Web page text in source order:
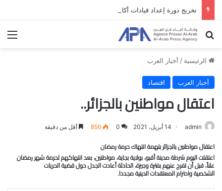
بحث عن
الرئيسية / أخبار العرب
أخبار العرب اقتصاد
اعتقال مواطنين بالجزائر..
admin 14 أبريل، 2021 0
856 أقل من دقيقة
اعتقال مواطنين بالجزائر بتهمة انتهاك حرمة رمضان
اعتقلت اليوم شرطة مدينة أقبو، بولاية بجاية، مواطنين، بعد انتهاكهم لحرمة شهر رمضان
علناً، قبل أن تفرج عنهم بفترة وجيزة، الحادثة أعادت الجدل حول قضية الحريات
الشخصية واحترام المعتقدات الدينية مجددا.